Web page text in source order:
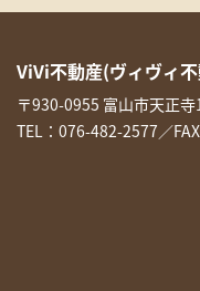
ViVi不動産(ヴィヴィ
〒930-0955 富山市天正
TEL： 076-482-2577 ／